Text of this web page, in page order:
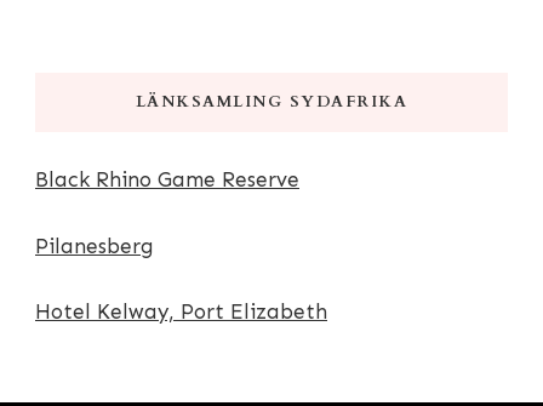
LÄNKSAMLING SYDAFRIKA
Black Rhino Game Reserve
Pilanesberg
Hotel Kelway, Port Elizabeth